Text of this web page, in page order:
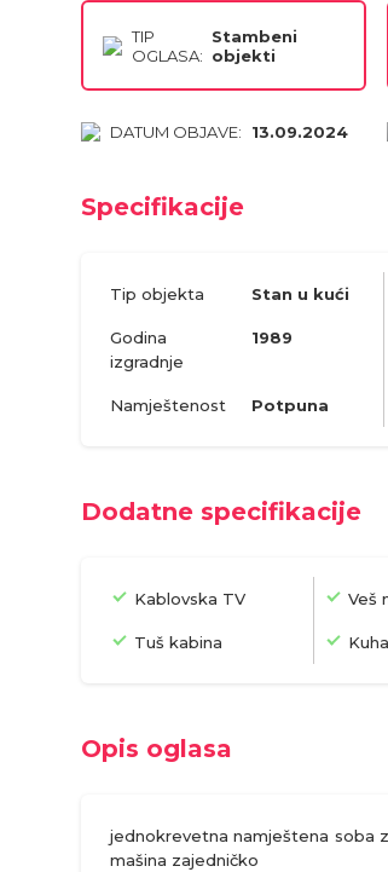
TIP
OGLASA:
Stambeni
objekti
DATUM OBJAVE: 13.09.2024
Specifikacije
Tip objekta Stan u kući
Godina
izgradnje
1989
Namještenost Potpuna
Dodatne specifikacije
Kablovska TV Veš
Tuš kabina
Opis oglasa
jednokrevetna namještena soba
mašina zajedničko